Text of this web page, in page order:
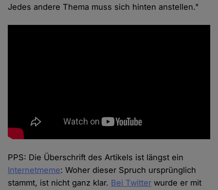
Jedes andere Thema muss sich hinten anstellen."
PPS: Die Überschrift des Artikels ist längst ein
Internetmeme: Woher dieser Spruch ursprünglich
stammt, ist nicht ganz klar. Bei Twitter wurde er mit